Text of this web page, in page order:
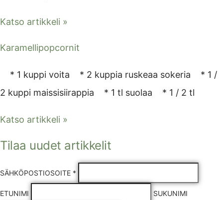
Katso artikkeli »
Karamellipopcornit
* 1 kuppi voita * 2 kuppia ruskeaa sokeria * 1 /
2 kuppi maissisiirappia * 1 tl suolaa * 1 / 2 tl
Katso artikkeli »
Tilaa uudet artikkelit
SÄHKÖPOSTIOSOITE *
ETUNIMI SUKUNIMI